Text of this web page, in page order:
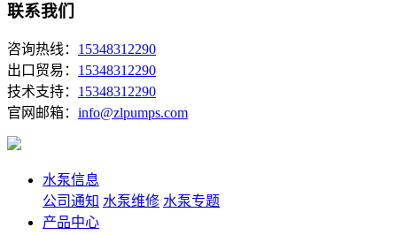
联系我们
咨询热线： 15348312290
出口贸易： 15348312290
技术支持： 15348312290
官网邮箱： info@zlpumps.com
水泵信息
公司通知 水泵维修 水泵专题
产品中心